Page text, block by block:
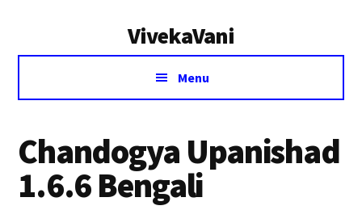
VivekaVani
Voice
Vivekananda
Menu
Chandogya Upanishad
1.6.6 Bengali